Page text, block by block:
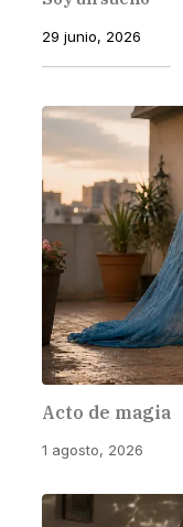
29 junio, 2026
Acto de magia
1 agosto, 2026